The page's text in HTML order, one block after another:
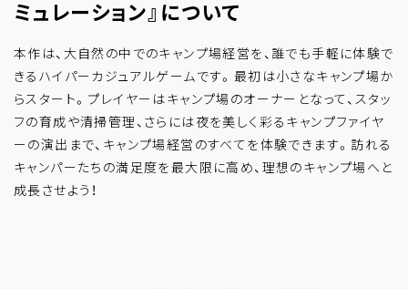
ミュレーション』について
本作は、大自然の中でのキャンプ場経営を、誰でも手軽に体験で
きるハイパーカジュアルゲームです。最初は小さなキャンプ場か
らスタート。プレイヤーはキャンプ場のオーナーとなって、スタッ
フの育成や清掃管理、さらには夜を美しく彩るキャンプファイヤ
ーの演出まで、キャンプ場経営のすべてを体験できます。訪れる
キャンパーたちの満足度を最大限に高め、理想のキャンプ場へと
成長させよう！